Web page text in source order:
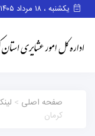
یکشنبه ، ۱۸ مرداد ۱۴۰۵
صفحه اصلی >
کرمان